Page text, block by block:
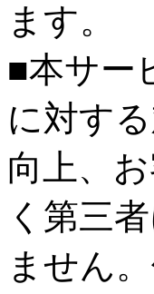
ます。
■本サー
に対す
向上、
く第三
ません